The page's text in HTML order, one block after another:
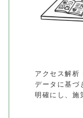
アクセス解析
データに基づ
明確にし、施